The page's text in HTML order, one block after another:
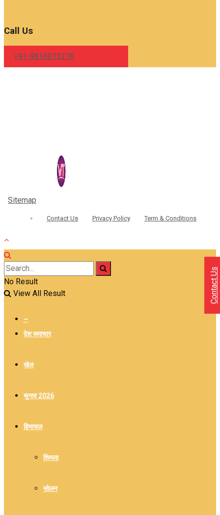
Call Us
+91-9816013276
Sitemap
Contact Us Privacy Policy Term & Conditions
No Result
View All Result
–
देश समाचार
खेल
चुनाव 2026
हिमाचल
शिमला
सोलन
Contact Us